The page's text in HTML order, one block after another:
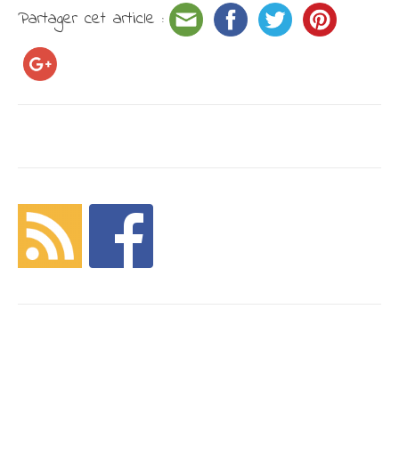
Partager cet article :